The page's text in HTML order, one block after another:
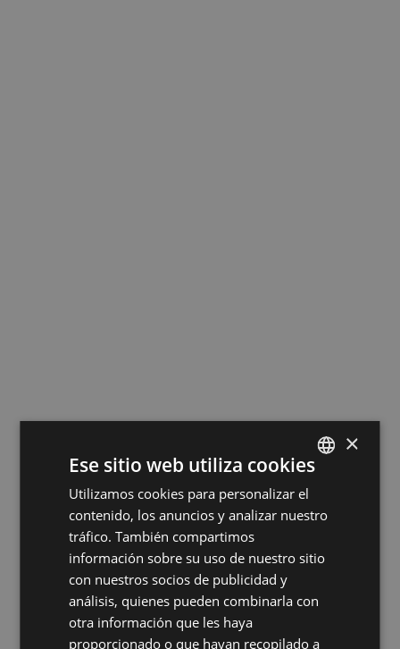
SPANISH
ES
PT
×
Ese sitio web utiliza cookies
Utilizamos cookies para personalizar el
contenido, los anuncios y analizar nuestro
tráfico. También compartimos
información sobre su uso de nuestro sitio
con nuestros socios de publicidad y
análisis, quienes pueden combinarla con
otra información que les haya
proporcionado o que hayan recopilado a